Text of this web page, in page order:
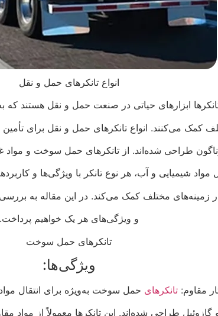
انواع تانکرهای حمل و نقل
ابزارهای حیاتی در صنعت حمل و نقل هستند که
کمک می‌کنند. انواع تانکرهای حمل و نقل برای تأمین
طراحی شده‌اند. از تانکرهای حمل سوخت و مواد
مواد شیمیایی و آب، هر نوع تانکر با ویژگی‌ها و
زمینه‌های مختلف کمک می‌کند. در این مقاله به
و ویژگی‌های هر یک خواهیم پرداخت.
تانکرهای حمل سوخت
ویژگی‌ها:
مقاوم: تانکرهای حمل سوخت به‌ویژه برای انتقال مواد
گازوئیل طراحی شده‌اند. این تانکرها معمولاً از مواد